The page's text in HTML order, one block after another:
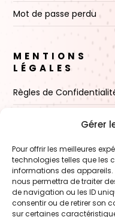
Gérer
Pour offrir les meilleures
technologies telles que les
informations des
nous permettra de traiter
de navigation ou les ID
consentir ou de retirer son
sur certaines
Mot de passe perdu
MENTIONS
LÉGALES
Règles de
Politique de cookies